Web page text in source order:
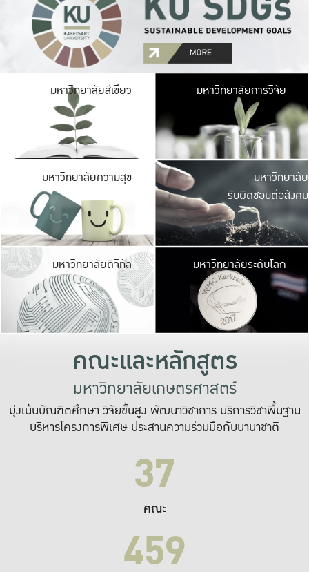
มหาวิทยาลัยสีเขียว มหาวิ
มีพื้นที่เขียวสดใส
เป็นป่าในเมือง เกษต
มหาวิทยาลัยการวิจัย
มหาวิทยาลัยความสุข มหาวิ
ค
เปิดประ
และพบเรื่องราวใ
มหาวิทยาลัย
รับผิดชอบต่อสังคม
มหาวิทยาลัยดิจิทัล มหาวิ
เปลี่ยนแปลง แล
เพื่อทำง
ระบบสารสนเทศ
มหาวิทยาลัยระดับโลก
คณะและหลักสูตร
มหาวิทยาลัยเกษตรศาสตร์
มุ่งเน้นบัณฑิตศึกษา วิจัยขั้นสูง พัฒนาวิชาการ บริการวิชาพื้นฐาน
บริหารโครงการพิเศษ ประสานความร่วมมือกับนานาชาติ
37
คณะ
459